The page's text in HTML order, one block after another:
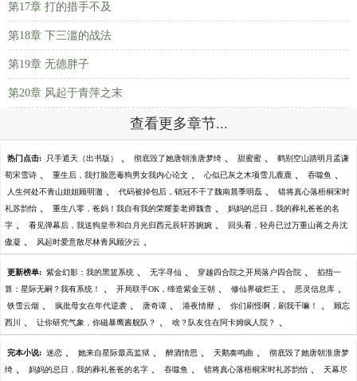
第17章 打的措手不及
第18章 下三滥的战法
第19章 无德胖子
第20章 风起于青萍之末
查看更多章节...
热门点击: 只手遮天（出书版） 、 彻底毁了她唐朝淮唐梦绮 、 甜蜜蜜 、 鹤别空山踏明月孟谦
荀宋雪诗 、 重生后，我打脸恶毒狗男女我内心论文 、 心似已灰之木项雪儿鹿鹿 、 吞噬鱼 、
人生何处不青山姐姐顾明澈 、 代码被掉包后，销冠不干了魏南晨季明磊 、 错将真心落梧桐宋时
礼苏韵怡 、 重生八零，爸妈！我自有我的荣耀姜老师魏杳 、 妈妈的忌日，我的葬礼爸爸的名
字 、 看见弹幕后，我送狗皇帝和白月光归西元辰轩苏婉婉 、 回头看，轻舟已过万重山蒋之舟沈
傲凝 、 风起时爱意散尽林青风顾汐云 、
更新榜单: 紫金幻影：我的黑篮系统 、 无字寻仙 、 穿越四合院之开局落户四合院 、 掐指一
算：星际无嗣？我有系统！ 、 开局联手OK，缔造紫金王朝 、 修仙界破烂王 、 恶灵信息库 、
铁雪云烟 、 疯批母女在年代逆袭 、 唐奇谭 、 港夜情靡 、 你们刷怪啊，刷我干嘛！ 、 顾忘
西川 、 让你研究气象，你磁暴鹰酱舰队？ 、 啥？队友住在阿卡姆疯人院？ 、
完本小说: 迷恋 、 她来自星际最高监狱 、 醉酒情思 、 天鹅奏鸣曲 、 彻底毁了她唐朝淮唐梦
绮 、 妈妈的忌日，我的葬礼爸爸的名字 、 吞噬鱼 、 错将真心落梧桐宋时礼苏韵怡 、 天幕尽